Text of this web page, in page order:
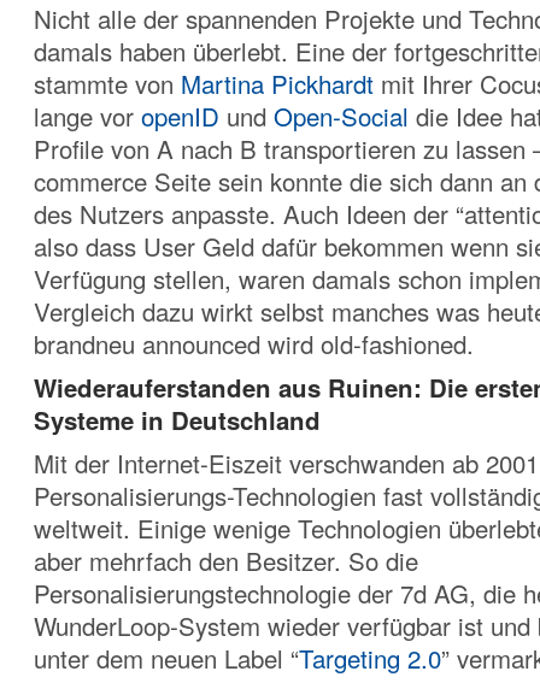
Nicht alle der spannenden Projekte und
damals haben überlebt. Eine der
stammte von Martina Pickhardt mit Ihrer
lange vor openID und Open-Social die Idee
Profile von A nach B transportieren zu lassen
commerce Seite sein konnte die sich dann an
des Nutzers anpasste. Auch Ideen der
also dass User Geld dafür bekommen wenn
Verfügung stellen, waren damals schon
Vergleich dazu wirkt selbst manches was
brandneu announced wird old-fashioned.
Wiederauferstanden aus Ruinen: Die
Systeme in Deutschland
Mit der Internet-Eiszeit verschwanden ab
Personalisierungs-Technologien fast
weltweit. Einige wenige Technologien
aber mehrfach den Besitzer. So die
Personalisierungstechnologie der 7d AG, die
WunderLoop-System wieder verfügbar ist und
unter dem neuen Label “Targeting 2.0”